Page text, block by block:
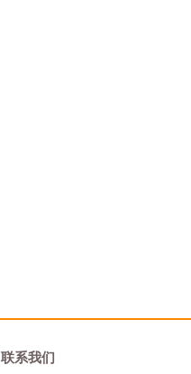
联系我们